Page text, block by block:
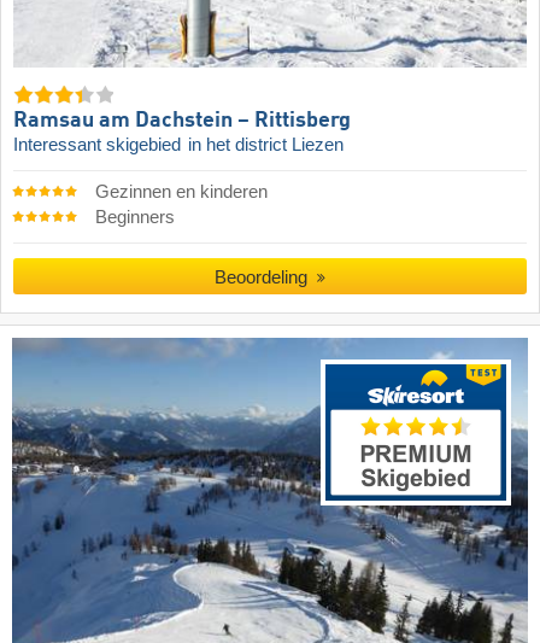
Ramsau am Dachstein – Rittisberg
Interessant skigebied in het district Liezen
Gezinnen en kinderen
Beginners
Beoordeling